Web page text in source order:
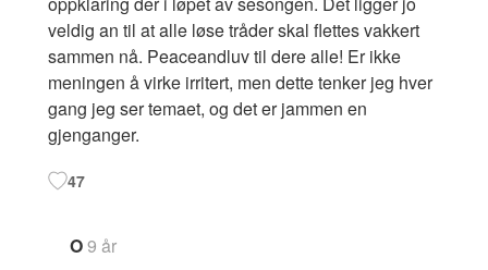
veldig an til at alle løse tråder skal flettes vakkert
sammen nå. Peaceandluv til dere alle! Er ikke
meningen å virke irritert, men dette tenker jeg hver
gang jeg ser temaet, og det er jammen en
gjenganger.
47
O9 år